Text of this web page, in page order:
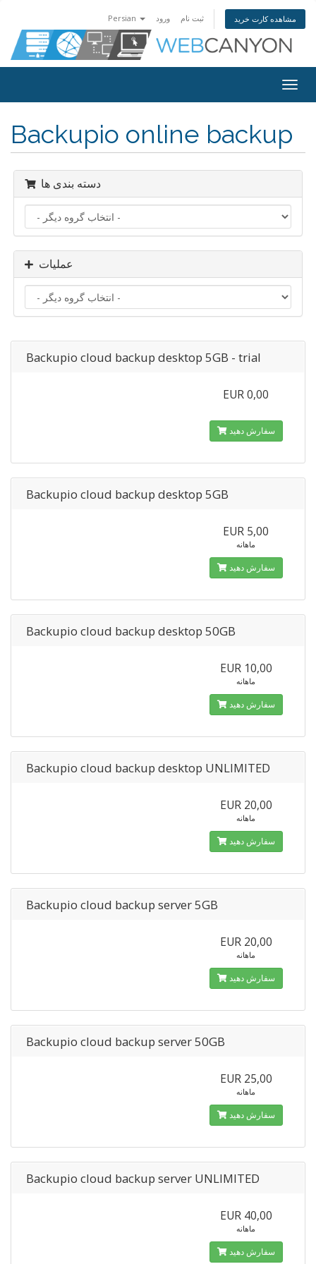
Persian ورود ثبت نام مشاهده کارت خرید
تغییر
Backupio online backup
دسته بندی ها
عملیات
Backupio cloud backup desktop 5GB - trial
EUR 0,00
سفارش دهید
Backupio cloud backup desktop 5GB
EUR 5,00
ماهانه
سفارش دهید
Backupio cloud backup desktop 50GB
EUR 10,00
ماهانه
سفارش دهید
Backupio cloud backup desktop UNLIMITED
EUR 20,00
ماهانه
سفارش دهید
Backupio cloud backup server 5GB
EUR 20,00
ماهانه
سفارش دهید
Backupio cloud backup server 50GB
EUR 25,00
ماهانه
سفارش دهید
Backupio cloud backup server UNLIMITED
EUR 40,00
ماهانه
سفارش دهید